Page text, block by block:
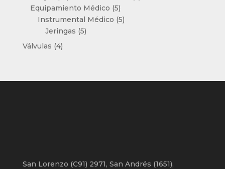
Equipamiento Médico 55
productos
Instrumental Médico 55
Jeringas 55
Válvulas 44
San Lorenzo (C91) 2971, San Andrés (1651),